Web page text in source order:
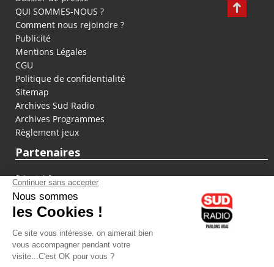
QUI SOMMES-NOUS ?
Comment nous rejoindre ?
Publicité
Mentions Légales
CGU
Politique de confidentialité
Sitemap
Archives Sud Radio
Archives Programmes
Règlement jeux
Partenaires
fiducial.fr
lyoncapitale.fr
olympique-et-lyonnais.com
L'application Iphone / Android
Téléchargez l'application